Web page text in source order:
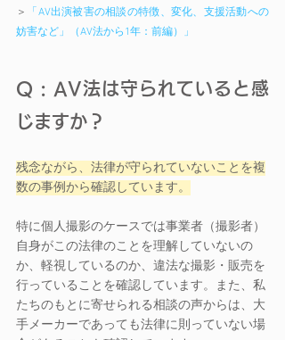
＞
「AV出演被害の相談の特徴、変化、支援活動への
妨害など」（AV法から1年：前編）」
Q : AV法は守られていると感
じますか？
残念ながら、法律が守られていないことを複
数の事例から確認しています。
特に個人撮影のケースでは事業者（撮影者）
自身がこの法律のことを理解していないの
か、軽視しているのか、違法な撮影・販売を
行っていることを確認しています。また、私
たちのもとに寄せられる相談の声からは、大
手メーカーであっても法律に則っていない場